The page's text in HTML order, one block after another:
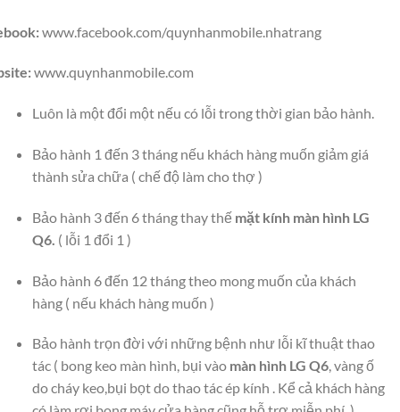
www.facebook.com/quynhanmobile.nhatrang
www.quynhanmobile.com
Luôn là một đổi một nếu có lỗi trong thời gian bảo hành.
Bảo hành 1 đến 3 tháng nếu khách hàng muốn giảm giá
thành sửa chữa ( chế độ làm cho thợ )
Bảo hành 3 đến 6 tháng thay thế mặt kính màn hình LG
Q6. ( lỗi 1 đổi 1 )
Bảo hành 6 đến 12 tháng theo mong muốn của khách
hàng ( nếu khách hàng muốn )
Bảo hành trọn đời với những bệnh như lỗi kĩ thuật thao
tác ( bong keo màn hình, bụi vào màn hình LG Q6, vàng ố
do cháy keo,bụi bọt do thao tác ép kính . Kể cả khách hàng